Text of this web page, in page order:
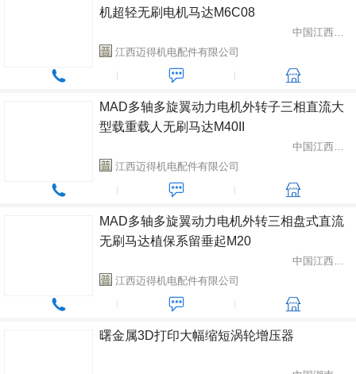
机超轻无刷电机马达M6C08
中国江西省南昌市
江西迈得机电配件有限公司
MAD多轴多旋翼动力电机外转子三相直流大
型载重载人无刷马达M40II
中国江西省南昌市
江西迈得机电配件有限公司
MAD多轴多旋翼动力电机外转三相盘式直流
无刷马达植保系留垂起M20
中国江西省南昌市
江西迈得机电配件有限公司
曙金属3D打印大幅缩短涡轮增压器